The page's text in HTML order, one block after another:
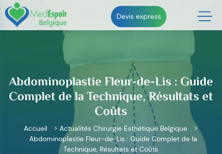
Skip
to
content
Devis express
Abdominoplastie Fleur-de-Lis : Guide
Complet de la Technique, Résultats et
Coûts
Accueil > Actualités Chirurgie Esthétique Belgique
>
Abdominoplastie Fleur-de-Lis : Guide Complet de la
Technique, Résultats et Coûts